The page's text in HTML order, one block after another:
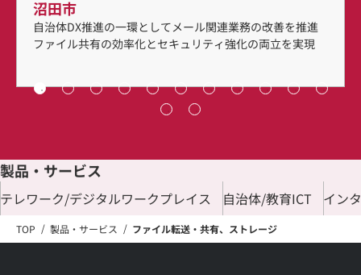
沼田市
自治体DX推進の一環としてメール関連業務の改善を推進
ファイル共有の効率化とセキュリティ強化の両立を実現
製品・サービス
テレワーク/デジタルワークプレイス 自治体/教育ICT イン
TOP 製品・サービス ファイル転送・共有、ストレージ